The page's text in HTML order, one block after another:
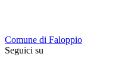
Comune di Faloppio
Seguici su